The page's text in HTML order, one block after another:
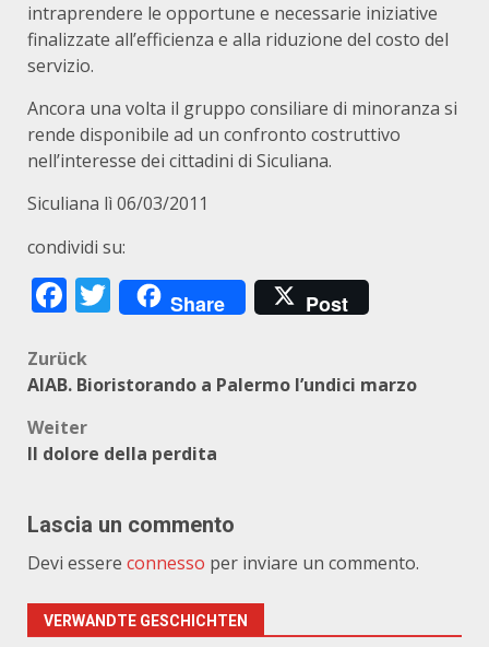
intraprendere le opportune e necessarie iniziative
finalizzate all’efficienza e alla riduzione del costo del
servizio.
Ancora una volta il gruppo consiliare di minoranza si
rende disponibile ad un confronto costruttivo
nell’interesse dei cittadini di Siculiana.
Siculiana lì 06/03/2011
condividi su:
Facebook
Twitter
Share Post
Beitragsnavigation
Zurück
AIAB. Bioristorando a Palermo l’undici marzo
Weiter
Il dolore della perdita
Lascia un commento
Devi essere connesso per inviare un commento.
VERWANDTE GESCHICHTEN